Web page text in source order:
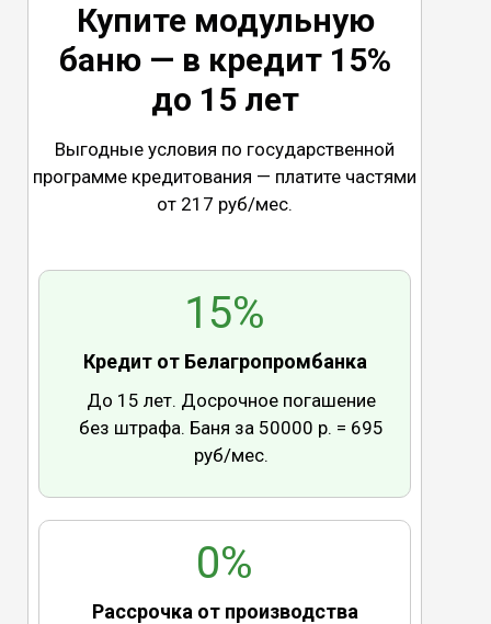
Купите модульную
баню — в кредит 15%
до 15 лет
Выгодные условия по государственной
программе кредитования — платите частями
от 217 руб/мес.
До 15 лет. Досрочное погашение
без штрафа. Баня за 50000 р. = 695
руб/мес.
Кредит от Белагропромбанка
15%
Рассрочка от производства
0%